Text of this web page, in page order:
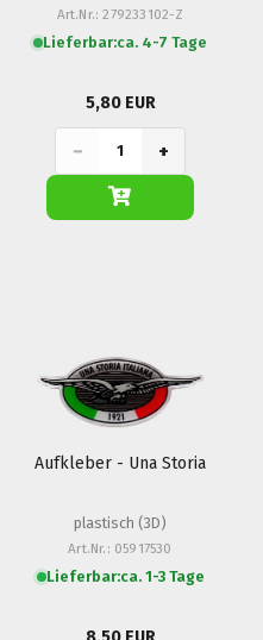
Art.Nr.: 279233102-Z
Lieferbar:ca. 4-7 Tage
5,80 EUR
− +
Aufkleber - Una Storia
plastisch (3D)
Art.Nr.: 05917530
Lieferbar:ca. 1-3 Tage